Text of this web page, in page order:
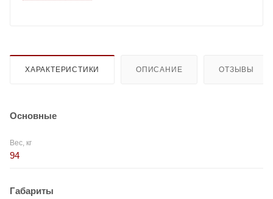
ХАРАКТЕРИСТИКИ ОПИСАНИЕ ОТЗЫВЫ
Основные
Вес, кг
94
Габариты